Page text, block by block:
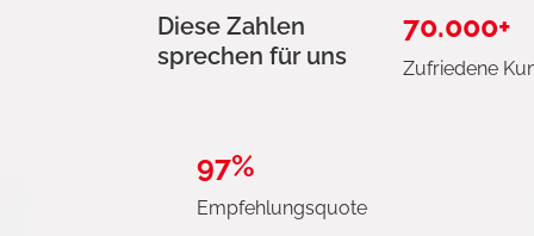
Diese Zahlen
sprechen für uns
70.000+
Zufriedene
97%
Empfehlungsquote